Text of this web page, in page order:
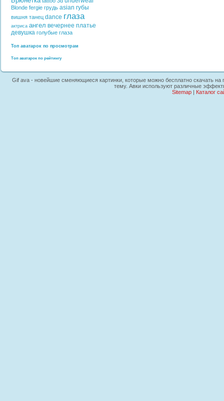
Blonde fergie грудь asian губы
вишня танец dance глаза
актриса ангел вечернее платье
девушка голубые глаза
Топ аватарок по просмотрам
Топ аватарок по рейтингу
Gif ava - новейшие сменяющиеся картинки, которые можно бесплатно скачать на
тему. Авки используют различные
Sitemap| Каталог